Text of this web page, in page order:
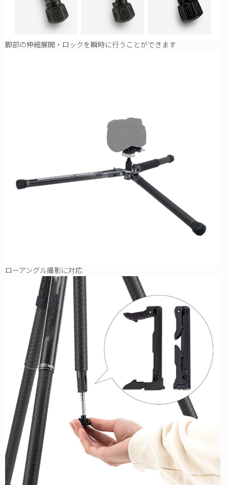
脚部の伸縮展開・ロックを瞬時に行うことができます
ローアングル撮影に対応